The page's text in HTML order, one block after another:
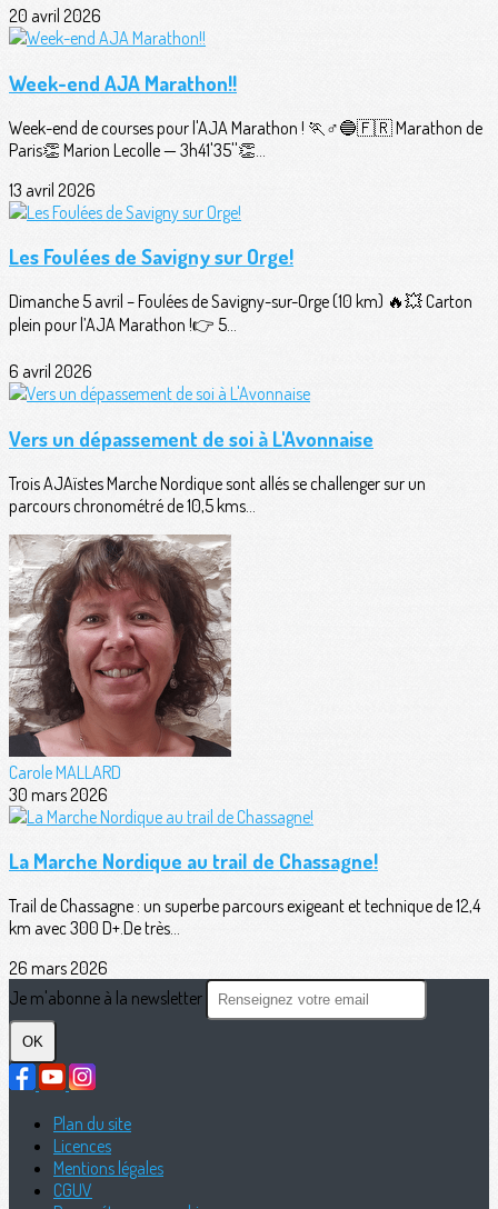
20 avril 2026
Week-end AJA Marathon!!
Week-end de courses pour l'AJA Marathon ! 🏃♂️🔵🇫🇷 Marathon de
Paris👏 Marion Lecolle — 3h41'35''👏...
13 avril 2026
Les Foulées de Savigny sur Orge!
Dimanche 5 avril – Foulées de Savigny-sur-Orge (10 km) 🔥💥 Carton
plein pour l’AJA Marathon !👉 5...
6 avril 2026
Vers un dépassement de soi à L'Avonnaise
Trois AJAïstes Marche Nordique sont allés se challenger sur un
parcours chronométré de 10,5 kms...
Carole MALLARD
30 mars 2026
La Marche Nordique au trail de Chassagne!
Trail de Chassagne : un superbe parcours exigeant et technique de 12,4
km avec 300 D+.De très...
26 mars 2026
Je m'abonne à la newsletter
OK
Plan du site
Licences
Mentions légales
CGUV